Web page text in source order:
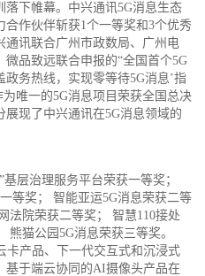
落下帷幕。中兴通讯5G消息生态
合作伙伴斩获1个一等奖和3个优秀
通讯联合广州市政数局、广州电
微品致远联合申报的“全国首个5G
政务热线，实现零等待5G消息’指
为唯一的5G消息项目荣获全国总决
展现了中兴通讯在5G消息领域的
基层治理服务平台荣获一等奖；
等奖； 智能亚运5G消息荣获二等
法院荣获二等奖； 智慧110接处
熊猫公园5G消息荣获三等奖。
卡产品、下一代交互式和沉浸式
基于端云协同的AI摄像头产品在